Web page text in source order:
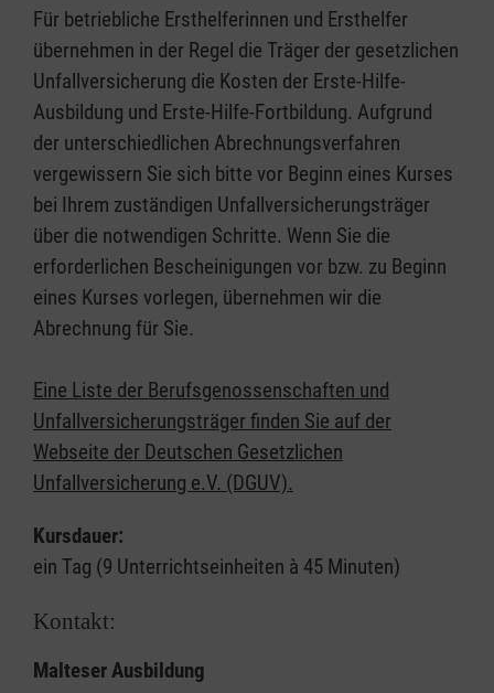
Für betriebliche Ersthelferinnen und Ersthelfer
übernehmen in der Regel die Träger der gesetzlichen
Unfallversicherung die Kosten der Erste-Hilfe-
Ausbildung und Erste-Hilfe-Fortbildung. Aufgrund
der unterschiedlichen Abrechnungsverfahren
vergewissern Sie sich bitte vor Beginn eines Kurses
bei Ihrem zuständigen Unfallversicherungsträger
über die notwendigen Schritte. Wenn Sie die
erforderlichen Bescheinigungen vor bzw. zu Beginn
eines Kurses vorlegen, übernehmen wir die
Abrechnung für Sie.
Eine Liste der Berufsgenossenschaften und
Unfallversicherungsträger finden Sie auf der
Webseite der Deutschen Gesetzlichen
Unfallversicherung e.V. (DGUV).
Kursdauer:
ein Tag (9 Unterrichtseinheiten à 45 Minuten)
Kontakt:
Malteser Ausbildung